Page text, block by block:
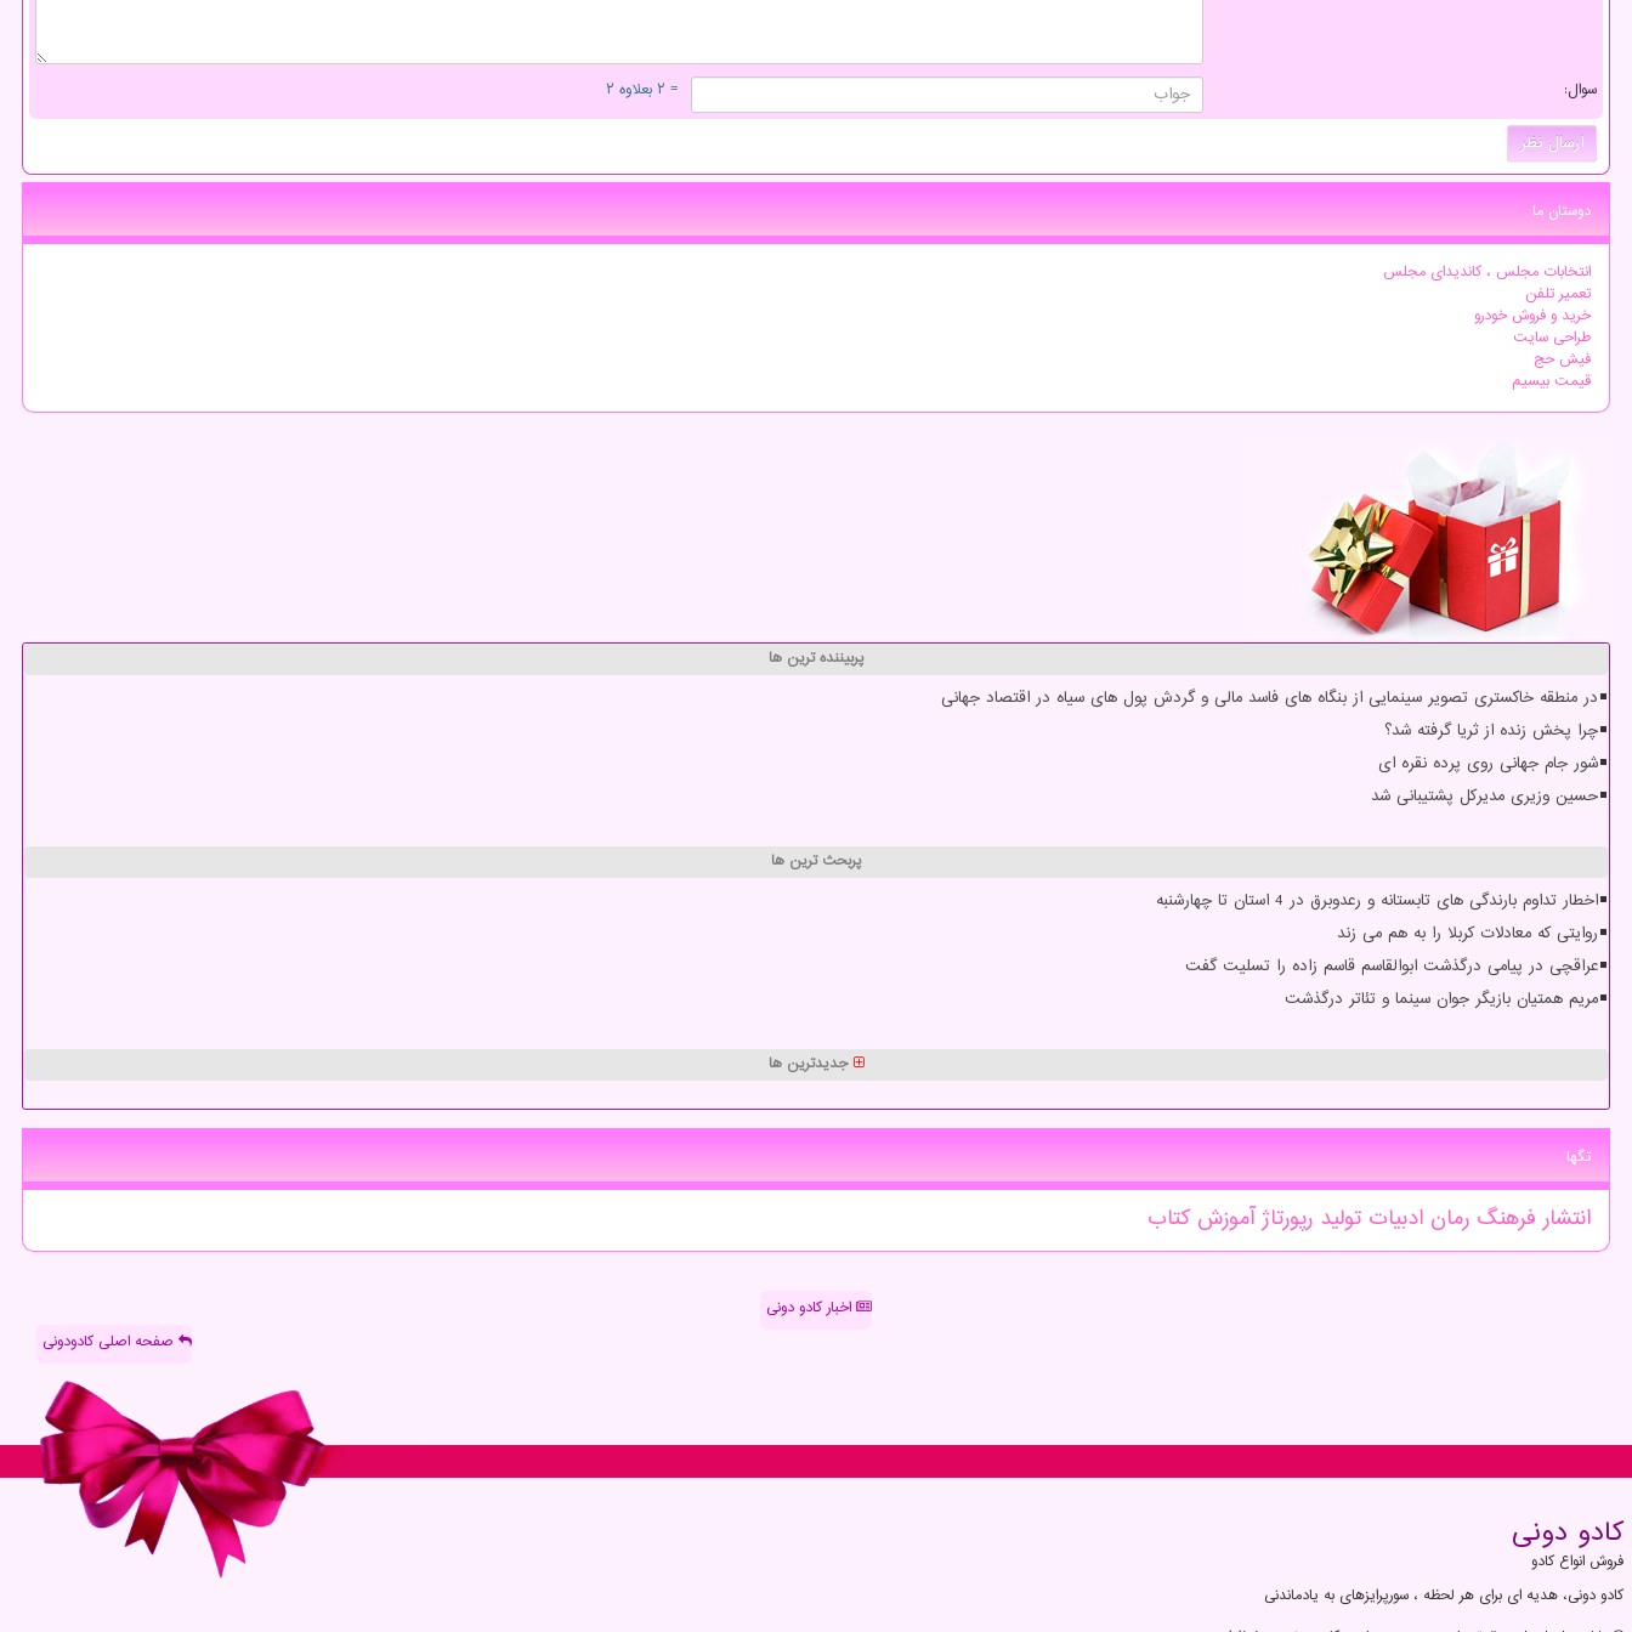
سوال: = ۲ بعلاوه ۲
دوستان ما
انتخابات مجلس ، کاندیدای مجلس
تعمیر تلفن
خرید و فروش خودرو
طراحی سایت
فیش حج
قیمت بیسیم
پربیننده ترین ها
در منطقه خاکستری تصویر سینمایی از بنگاه های فاسد مالی و گردش پول های سیاه در اقتصاد جهانی
چرا پخش زنده از ثریا گرفته شد؟
شور جام جهانی روی پرده نقره ای
حسین وزیری مدیرکل پشتیبانی شد
پربحث ترین ها
اخطار تداوم بارندگی های تابستانه و رعدوبرق در 4 استان تا چهارشنبه
روایتی که معادلات کربلا را به هم می زند
عراقچی در پیامی درگذشت ابوالقاسم قاسم زاده را تسلیت گفت
مریم همتیان بازیگر جوان سینما و تئاتر درگذشت
جدیدترین ها
تگها
انتشار فرهنگ رمان ادبیات تولید رپورتاژآموزشكتاب
اخبار کادو دونی
صفحه اصلی کادودونی
كادو دونی
فروش انواع کادو
کادو دونی، هدیه ای برای هر لحظه ، سورپرایزهای به یادماندنی